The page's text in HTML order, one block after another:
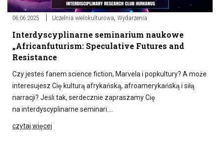
06.06.2025 Uczelnia wielokulturowa, Wydarzenia
Interdyscyplinarne seminarium naukowe
„Africanfuturism: Speculative Futures and
Resistance
Czy jesteś fanem science fiction, Marvela i popkultury? A może
interesujesz Cię kulturą afrykańską, afroamerykańską i siłą
narracji? Jeśli tak, serdecznie zapraszamy Cię
na interdyscyplinarne seminari….
czytaj więcej